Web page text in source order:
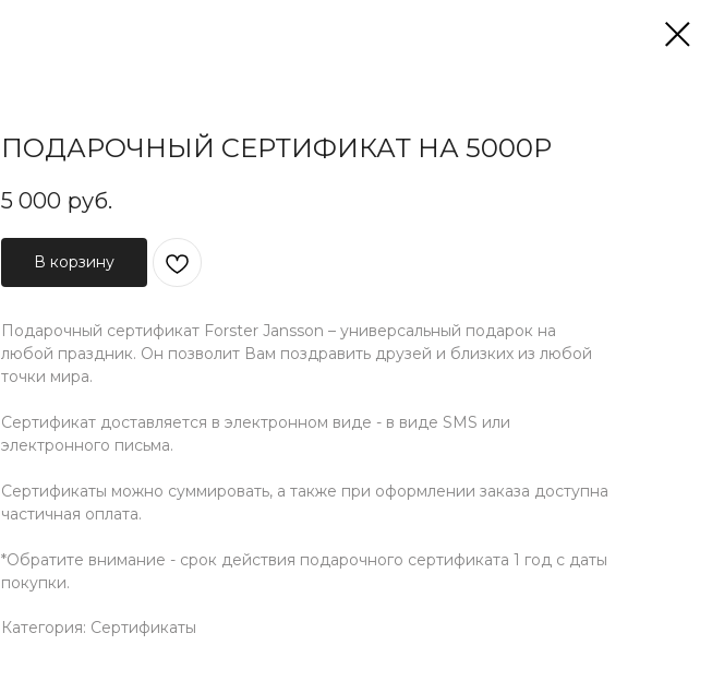
ПОДАРОЧНЫЙ СЕРТИФИКАТ НА 5000Р
5 000 руб.
В корзину
Подарочный сертификат Forster Jansson – универсальный подарок на
любой праздник. Он позволит Вам поздравить друзей и близких из любой
точки мира.
Сертификат доставляется в электронном виде - в виде SMS или
электронного письма.
Сертификаты можно суммировать, а также при оформлении заказа доступна
частичная оплата.
*Обратите внимание - срок действия подарочного сертификата 1 год с даты
покупки.
Категория: Сертификаты